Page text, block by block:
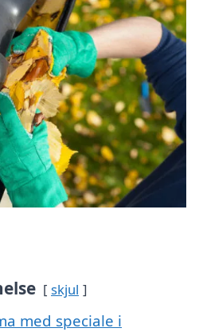
skjul
med speciale i